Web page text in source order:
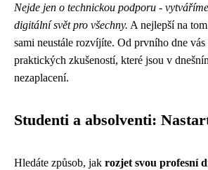
Nejde jen o technickou podporu -
digitální svět pro všechny. A nejlepší na
sami neustále rozvíjíte. Od prvního dne vás
praktických zkušeností, které jsou v
nezaplacení.
Studenti a absolventi:
Hledáte způsob, jak rozjet svou profesní